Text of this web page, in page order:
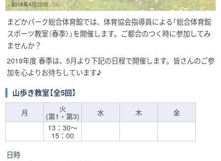
-2019年4月25日
まどかパーク総合体育館では、体育協会指導員による「総合体育館
スポーツ教室（春季）」を開催します。ご都合のつく時に参加してみ
ませんか？
2019年度 春季は、5月より下記の日程で開催します。皆さんのご参
加を心よりお待ちしています♪
山歩き教室【全5回】
月
火
(第1・第3)
水 木
金
13：30～
15：00
日時